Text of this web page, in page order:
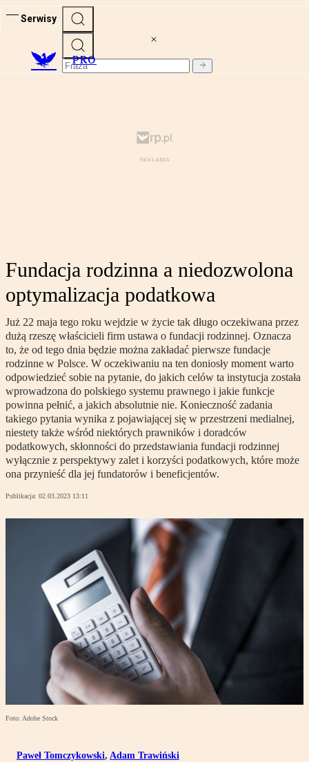
Serwisy
PRO
Fundacja rodzinna a niedozwolona
optymalizacja podatkowa
Już 22 maja tego roku wejdzie w życie tak długo oczekiwana przez
dużą rzeszę właścicieli firm ustawa o fundacji rodzinnej. Oznacza
to, że od tego dnia będzie można zakładać pierwsze fundacje
rodzinne w Polsce. W oczekiwaniu na ten doniosły moment warto
odpowiedzieć sobie na pytanie, do jakich celów ta instytucja została
wprowadzona do polskiego systemu prawnego i jakie funkcje
powinna pełnić, a jakich absolutnie nie. Konieczność zadania
takiego pytania wynika z pojawiającej się w przestrzeni medialnej,
niestety także wśród niektórych prawników i doradców
podatkowych, skłonności do przedstawiania fundacji rodzinnej
wyłącznie z perspektywy zalet i korzyści podatkowych, które może
ona przynieść dla jej fundatorów i beneficjentów.
Publikacja: 02.03.2023 13:11
Foto: Adobe Stock
Paweł Tomczykowski, Adam Trawiński